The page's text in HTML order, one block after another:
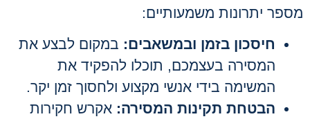
מספר יתרונות משמעותיים:
חיסכון בזמן ובמשאבים:במקום לבצע את
המסירה בעצמכם, תוכלו להפקיד את
המשימה בידי אנשי מקצוע ולחסוך זמן יקר.
הבטחת תקינות המסירה:אקרש חקירות